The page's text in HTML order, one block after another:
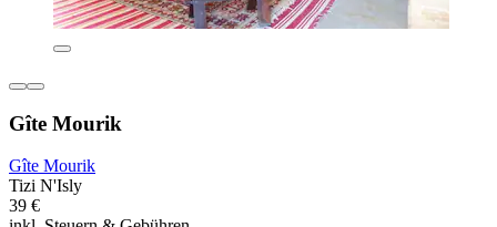
Gîte Mourik
Gîte Mourik
Tizi N'Isly
39 €